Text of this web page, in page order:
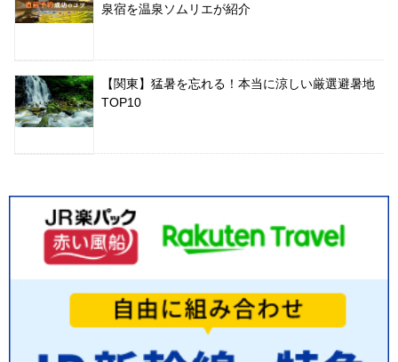
泉宿を温泉ソムリエが紹介
【関東】猛暑を忘れる！本当に涼しい厳選避暑地
TOP10